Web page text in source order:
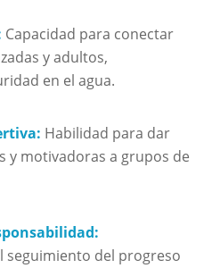
Capacidad para conectar
y adultos,
en el agua.
Habilidad para dar
y motivadoras a grupos de
seguimiento del progreso